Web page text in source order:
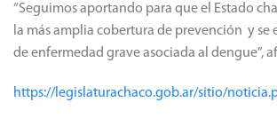
“Seguimos aportando para que el Estado
la más amplia cobertura de prevención y se
de enfermedad grave asociada al dengue”,
https://legislaturachaco.gob.ar/sitio/